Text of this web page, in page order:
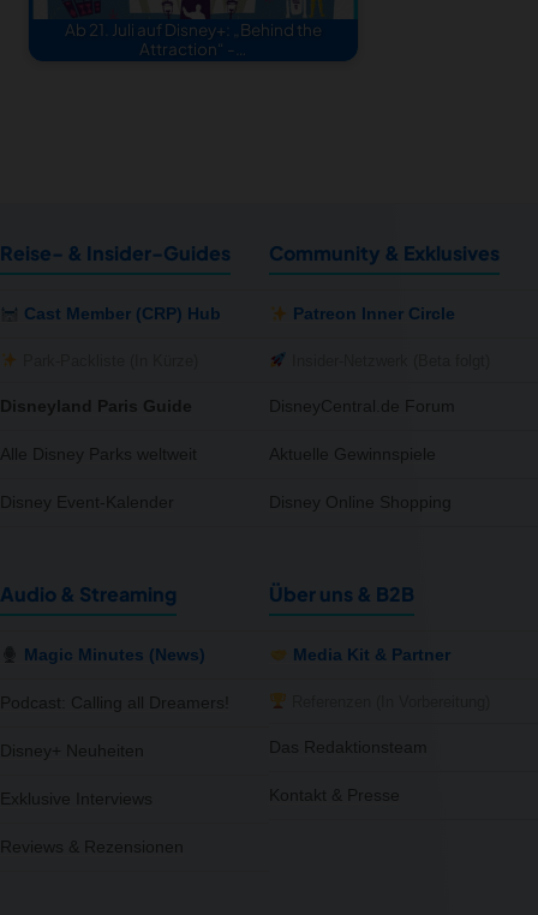
Ab 21. Juli auf Disney+: „Behind the
Attraction“ -…
Reise- & Insider-Guides
Cast Member (CRP) Hub
Disneyland Paris Guide
Alle Disney Parks weltweit
Disney Event-Kalender
Community & Exklusives
Patreon Inner Circle
DisneyCentral.de Forum
Aktuelle Gewinnspiele
Disney Online Shopping
Audio & Streaming
Magic Minutes (News)
Podcast: Calling all Dreamers!
Disney+ Neuheiten
Exklusive Interviews
Reviews & Rezensionen
Über uns & B2B
Media Kit & Partner
Das Redaktionsteam
Kontakt & Presse